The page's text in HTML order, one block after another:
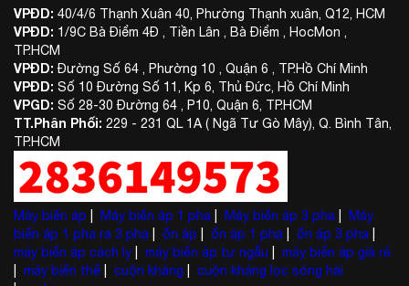
VPĐD: 40/4/6 Thạnh Xuân 40, Phường Thạnh xuân, Q12, HCM
VPĐD: 1/9C Bà Điểm 4Đ , Tiền Lân , Bà Điểm , HocMon ,
TP.HCM
VPĐD: Đường Số 64 , Phường 10 , Quận 6 , TP.Hồ Chí Minh
VPĐD: Số 10 Đường Số 11, Kp 6, Thủ Đức, Hồ Chí Minh
VPGD: Số 28-30 Đường 64 , P10, Quận 6, TP.HCM
TT.Phân Phối: 229 - 231 QL 1A ( Ngã Tư Gò Mây), Q. Bình Tân,
TP.HCM
Máy biến áp Máy biến áp 1 pha Máy biến áp 3 pha
Máy
biến áp 1 pha ra 3 pha
ổn áp ổn áp 1 pha ổn áp 3 pha
máy biến áp cách ly
máy biến áp tự ngẫu
máy biến áp giá rẻ
máy biến thế cuộn kháng
cuộn kháng lọc sóng hài